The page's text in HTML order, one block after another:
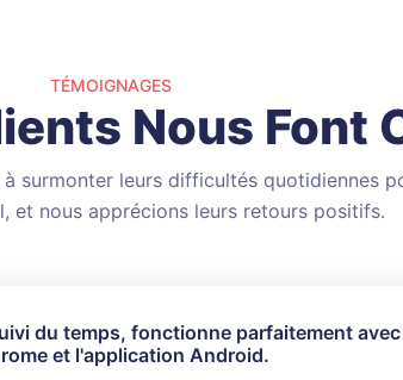
TÉMOIGNAGES
Nous Font
surmonter leurs difficultés quotidiennes
et nous apprécions leurs retours positifs.
du temps, fonctionne parfaitement avec
et l'application Android.
toutes les fonctionnalités disponibles,
cela a parfaitement fonctionné. Leur